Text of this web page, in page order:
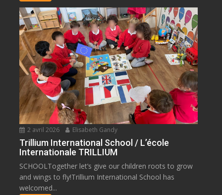
2 avril 2026 Elisabeth Gandy
Trillium International School / L’école
Internationale TRILLIUM
SCHOOLTogether let’s give our children roots to grow
and wings to fly!Trillium International School has
welcomed...